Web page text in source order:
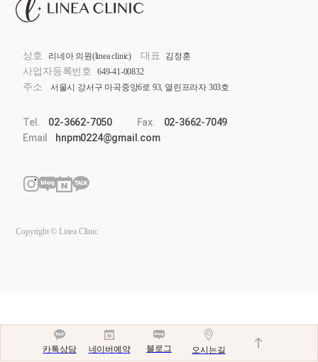
카톡상담 네이버예약 블로그 오시는길
상호 리네아 의원(linea clinic) 대표 김정훈
사업자등록번호 649-41-00832
주소 서울시 강서구 마곡중앙6로 93, 열린프라자 303호
Tel. 02-3662-7050 Fax.
02-3662-7049
Email
hnpm0224@gmail.com
Copyright © Linea Clinic